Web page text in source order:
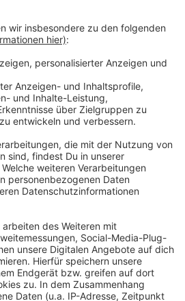
in Austausch bleiben zu
aus Leverkusen
in Leverkusen
in Leverkusen